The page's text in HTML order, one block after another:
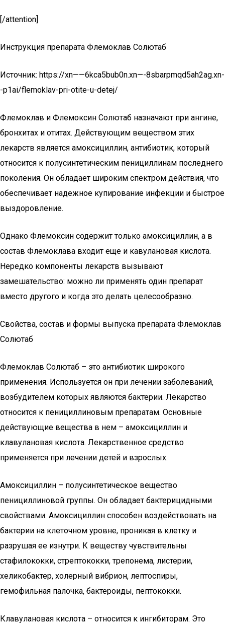
[/attention]
Инструкция препарата Флемоклав Солютаб
Источник: https://xn——6kca5bub0n.xn—-8sbarpmqd5ah2ag.xn-
-p1ai/flemoklav-pri-otite-u-detej/
Флемоклав и Флемоксин Солютаб назначают при ангине,
бронхитах и отитах. Действующим веществом этих
лекарств является амоксициллин, антибиотик, который
относится к полусинтетическим пенициллинам последнего
поколения. Он обладает широким спектром действия, что
обеспечивает надежное купирование инфекции и быстрое
выздоровление.
Однако Флемоксин содержит только амоксициллин, а в
состав Флемоклава входит еще и кавулановая кислота.
Нередко компоненты лекарств вызывают
замешательство: можно ли применять один препарат
вместо другого и когда это делать целесообразно.
Свойства, состав и формы выпуска препарата Флемоклав
Солютаб
Флемоклав Солютаб – это антибиотик широкого
применения. Используется он при лечении заболеваний,
возбудителем которых являются бактерии. Лекарство
относится к пенициллиновым препаратам. Основные
действующие вещества в нем – амоксициллин и
клавулановая кислота. Лекарственное средство
применяется при лечении детей и взрослых.
Амоксициллин – полусинтетическое вещество
пенициллиновой группы. Он обладает бактерицидными
свойствами. Амоксициллин способен воздействовать на
бактерии на клеточном уровне, проникая в клетку и
разрушая ее изнутри. К веществу чувствительны
стафилококки, стрептококки, трепонема, листерии,
хеликобактер, холерный вибрион, лептоспиры,
гемофильная палочка, бактероиды, пептококки.
Клавулановая кислота – относится к ингибиторам. Это